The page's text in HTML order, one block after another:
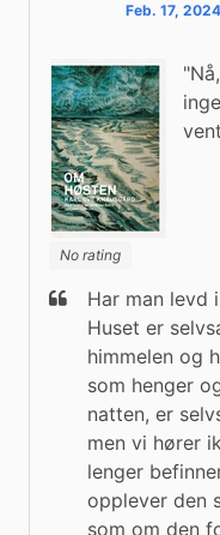
Feb. 17, 2024
No rating
Har man levd
Huset er
himmelen og
som henger
natten, er
men vi hører
lenger
opplever den
som om den